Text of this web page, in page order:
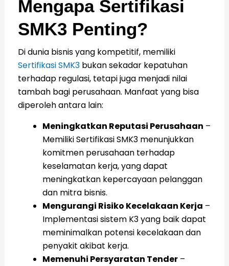
Mengapa Sertifikasi
SMK3 Penting?
Di dunia bisnis yang kompetitif, memiliki
Sertifikasi SMK3bukan sekadar kepatuhan
terhadap regulasi, tetapi juga menjadi nilai
tambah bagi perusahaan. Manfaat yang bisa
diperoleh antara lain:
Meningkatkan Reputasi Perusahaan –
Memiliki Sertifikasi SMK3 menunjukkan
komitmen perusahaan terhadap
keselamatan kerja, yang dapat
meningkatkan kepercayaan pelanggan
dan mitra bisnis.
Mengurangi Risiko Kecelakaan Kerja –
Implementasi sistem K3 yang baik dapat
meminimalkan potensi kecelakaan dan
penyakit akibat kerja.
Memenuhi Persyaratan Tender–